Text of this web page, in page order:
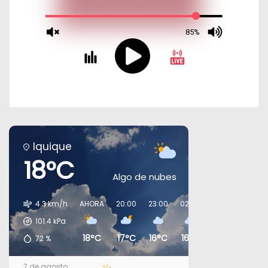
Iquique
18°C Algo de nubes
4.3 km/h
101.4kPa
72 %
AHORA
18°C
20:00
17°C
23:00
16°C
02:00
16°C